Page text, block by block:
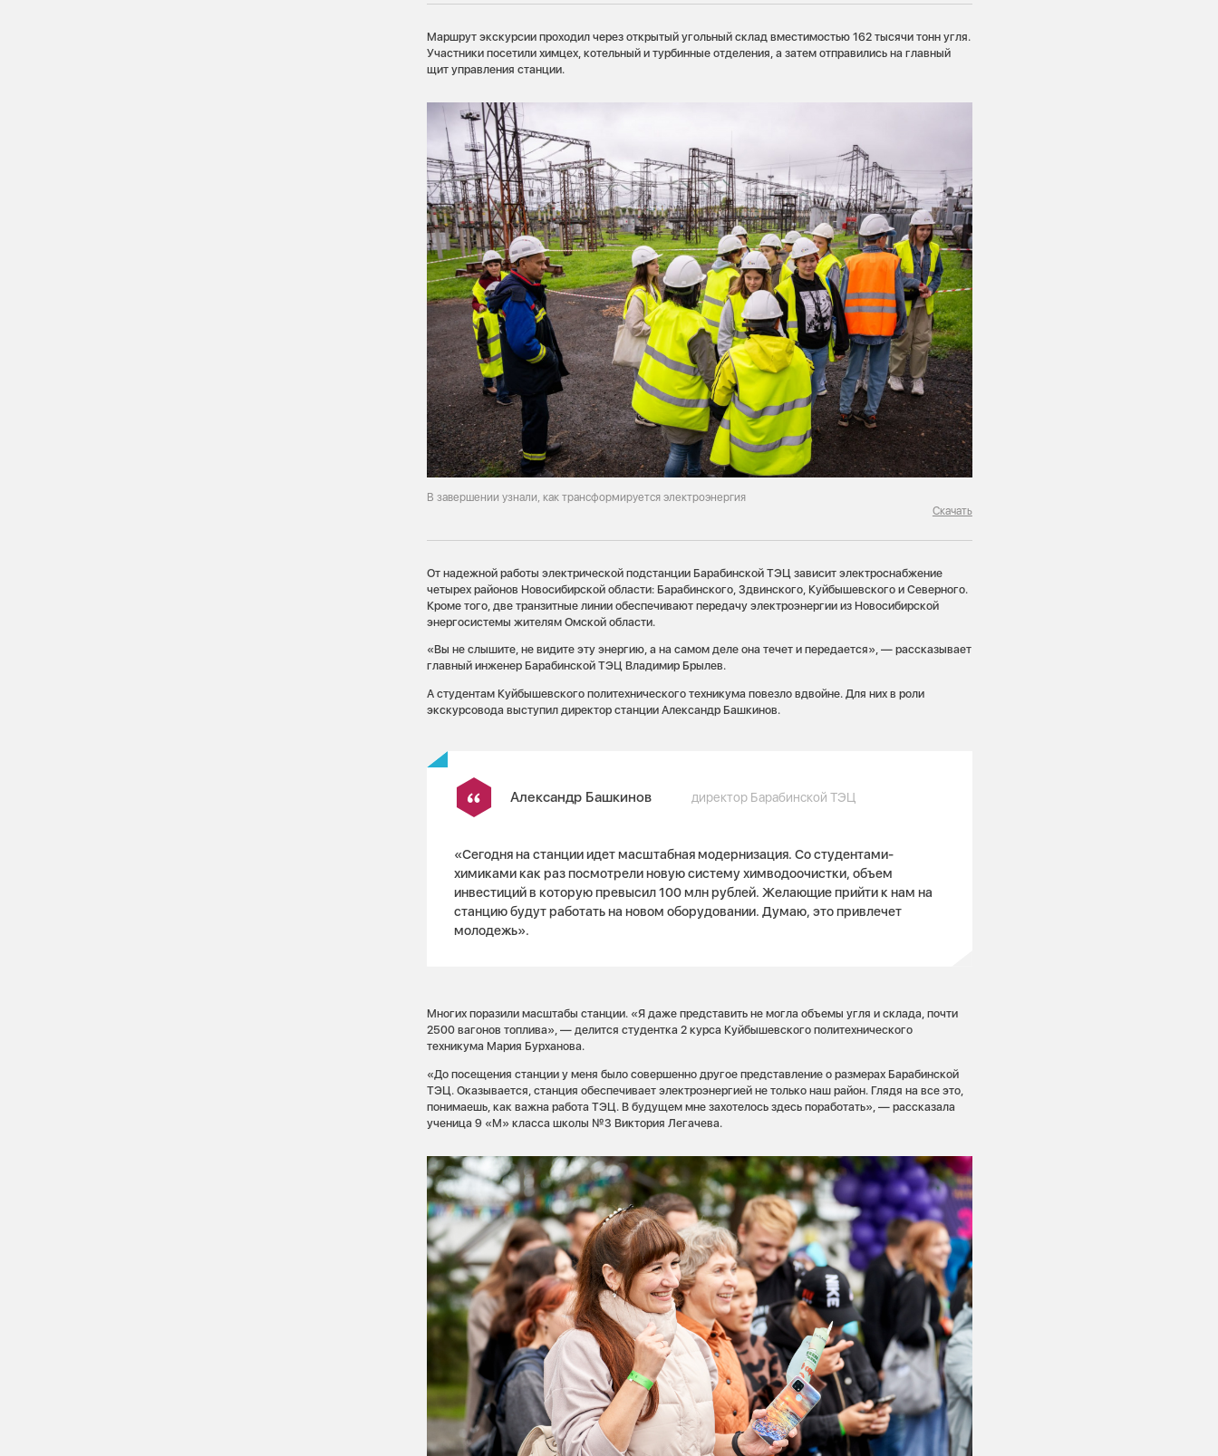
Маршрут экскурсии проходил через открытый угольный склад вместимостью 162 тысячи тонн угля.
Участники посетили химцех, котельный и турбинные отделения, а затем отправились на главный
щит управления станции.
В завершении узнали, как трансформируется электроэнергия
Скачать
От надежной работы электрической подстанции Барабинской ТЭЦ зависит электроснабжение
четырех районов Новосибирской области: Барабинского, Здвинского, Куйбышевского и Северного.
Кроме того, две транзитные линии обеспечивают передачу электроэнергии из Новосибирской
энергосистемы жителям Омской области.
«Вы не слышите, не видите эту энергию, а на самом деле она течет и передается», — рассказывает
главный инженер Барабинской ТЭЦ Владимир Брылев.
А студентам Куйбышевского политехнического техникума повезло вдвойне. Для них в роли
экскурсовода выступил директор станции Александр Башкинов.
Александр Башкинов директор Барабинской ТЭЦ
«Сегодня на станции идет масштабная модернизация. Со студентами-
химиками как раз посмотрели новую систему химводоочистки, объем
инвестиций в которую превысил 100 млн рублей. Желающие прийти к нам на
станцию будут работать на новом оборудовании. Думаю, это привлечет
молодежь».
Многих поразили масштабы станции. «Я даже представить не могла объемы угля и склада, почти
2500 вагонов топлива», — делится студентка 2 курса Куйбышевского политехнического
техникума Мария Бурханова.
«До посещения станции у меня было совершенно другое представление о размерах Барабинской
ТЭЦ. Оказывается, станция обеспечивает электроэнергией не только наш район. Глядя на все это,
понимаешь, как важна работа ТЭЦ. В будущем мне захотелось здесь поработать», — рассказала
ученица 9 «М» класса школы №3 Виктория Легачева.